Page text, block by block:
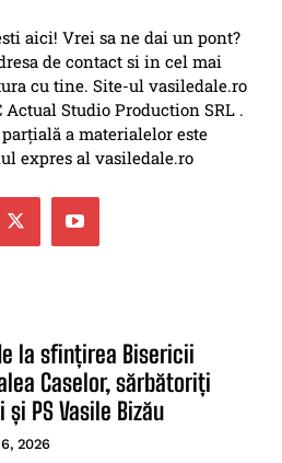
aici! Vrei sa ne dai un pont?
de contact si in cel mai
cu tine. Site-ul vasiledale.ro
Studio Production SRL .
a materialelor este
expres al vasiledale.ro
la sfințirea Bisericii
Caselor, sărbătoriți
PS Vasile Bizău
2026